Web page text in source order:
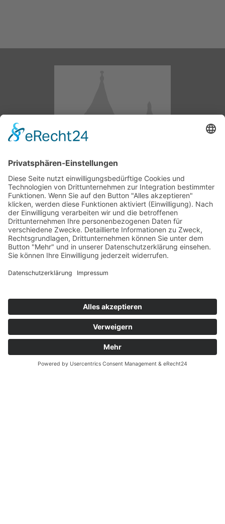
Kontakt Information
E-Mail:denschlag@denschlag.de
+49 6241 6961